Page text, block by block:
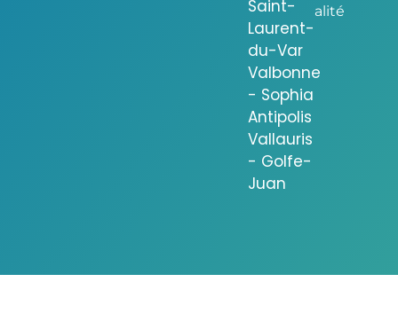
Saint-
Laurent-
du-Var
Valbonne
- Sophia
Antipolis
Vallauris
- Golfe-
Juan
alité